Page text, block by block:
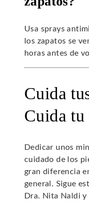
Usa sprays
los zapatos se
horas antes de
Cuida
Cuida tu
Dedicar unos
cuidado de los
gran diferencia
general. Sigue
Dra. Nita Naldi